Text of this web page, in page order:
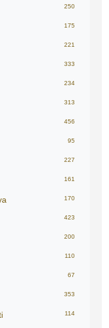
250
175
221
333
234
313
456
95
227
161
170
423
200
110
67
353
114